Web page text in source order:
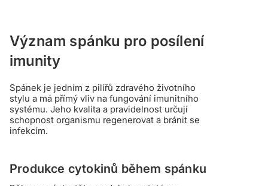
Význam spánku pro posílení
imunity
Spánek je jedním z pilířů zdravého životního
stylu a má přímý vliv na fungování imunitního
systému. Jeho kvalita a pravidelnost určují
schopnost organismu regenerovat a bránit se
infekcím.
Produkce cytokinů během spánku